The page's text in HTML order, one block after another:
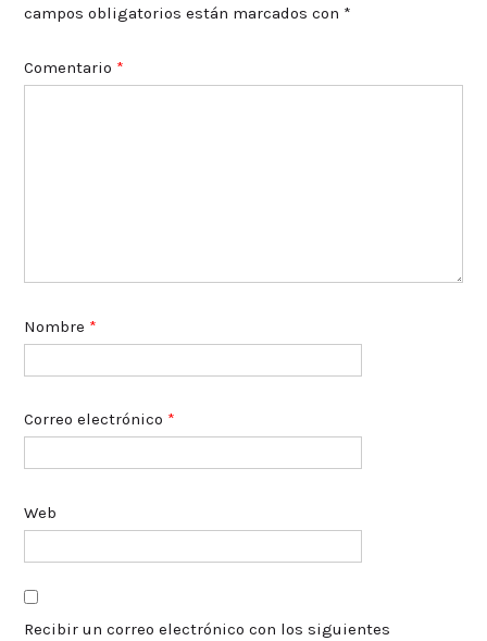
campos obligatorios están marcados con *
Comentario *
Nombre *
Correo electrónico *
Web
Recibir un correo electrónico con los siguientes